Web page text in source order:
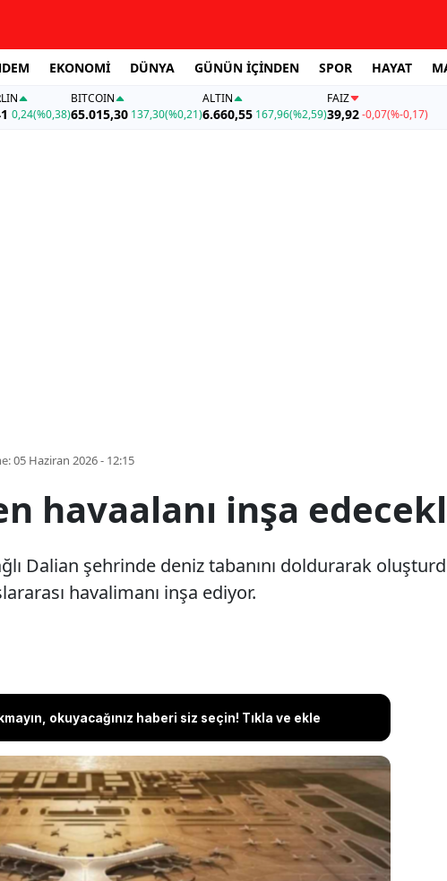
EKONOMİ DÜNYA GÜNÜN İÇİNDEN SPOR HAYAT
0,24(%0,38)
BITCOIN
65.015,30 137,30(%0,21)
ALTIN
6.660,55 167,96(%2,59)
FAİZ
39,92-0,07(%-0,17)
05 Haziran 2026 - 12:15
havaalanı inşa
Dalian şehrinde deniz tabanını doldurarak
havalimanı inşa ediyor.
okuyacağınız haberi siz seçin! Tıkla ve ekle